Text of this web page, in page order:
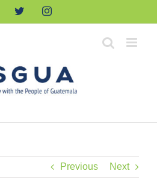
FacebookTwitterInstagram
Previous Next